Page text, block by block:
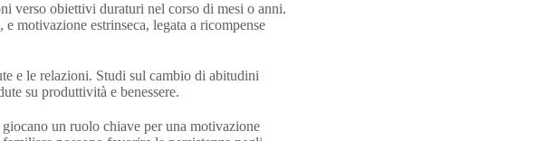
verso obiettivi duraturi nel corso di mesi o anni.
motivazione estrinseca, legata a ricompense
e le relazioni. Studi sul cambio di abitudini
su produttività e benessere.
un ruolo chiave per una motivazione